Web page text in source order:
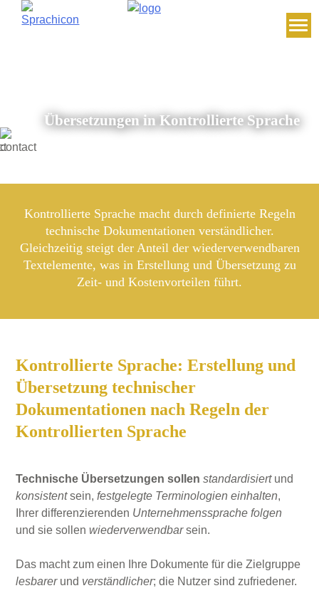
Übersetzungen in Kontrollierte Sprache
Kontrollierte Sprache macht durch definierte Regeln
technische Dokumentationen verständlicher.
Gleichzeitig steigt der Anteil der wiederverwendbaren
Textelemente, was in Erstellung und Übersetzung zu
Zeit- und Kostenvorteilen führt.
Kontrollierte Sprache: Erstellung und
Übersetzung technischer
Dokumentationen nach Regeln der
Kontrollierten Sprache
Technische Übersetzungen sollen standardisiertund
konsistentsein,festgelegte Terminologien einhalten,
Ihrer differenzierenden Unternehmenssprache folgen
und sie sollenwiederverwendbarsein.
Das macht zum einen Ihre Dokumente für die Zielgruppe
lesbarerund verständlicher; die Nutzer sind zufriedener.